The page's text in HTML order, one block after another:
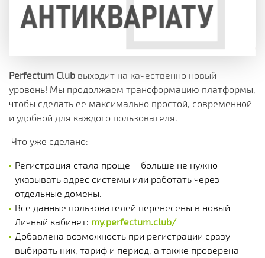
Perfectum Club выходит на качественно новый
уровень! Мы продолжаем трансформацию платформы,
чтобы сделать ее максимально простой, современной
и удобной для каждого пользователя.
Что уже сделано:
Регистрация стала проще – больше не нужно
указывать адрес системы или работать через
отдельные домены.
Все данные пользователей перенесены в новый
Личный кабинет: my.perfectum.club/
Добавлена ​​возможность при регистрации сразу
выбирать ник, тариф и период, а также проверена